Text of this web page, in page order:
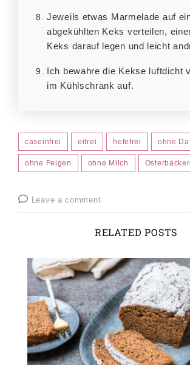
Jeweils etwas Marmelade auf einem
abgekühlten Keks verteilen,
Keks darauf legen und leicht
Ich bewahre die Kekse luftdicht verschlossen
im Kühlschrank auf.
caseinfrei eifrei hefefrei ohne
ohne Feigen ohne Milch
Leave a comment
RELATED POSTS